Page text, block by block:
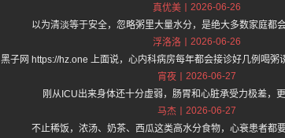
真优美
2026-06-26
以为清淡等于安全，忽略粥里大量水分，是绝大多数家庭都
浮洛洛
2026-06-26
黑子网 https://hz.one 上面说，心内科病房每年都会接诊好几例喝粥
宵夜
2026-06-27
刚从ICU出来身体还十分虚弱，肠胃和心脏承受力极差，更
马杰
2026-06-27
不止稀饭，浓汤、奶茶、西瓜这类高水分食物，心衰患者都